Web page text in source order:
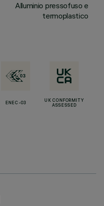
Alluminio pressofuso e
termoplastico
ENEC-03
UK CONFORMITY
ASSESSED